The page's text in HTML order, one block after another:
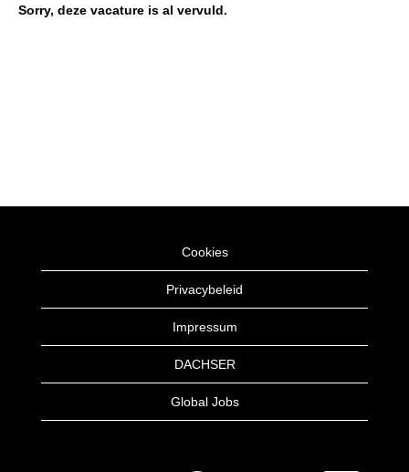
Sorry, deze vacature is al vervuld.
Cookies
Privacybeleid
Impressum
DACHSER
Global Jobs